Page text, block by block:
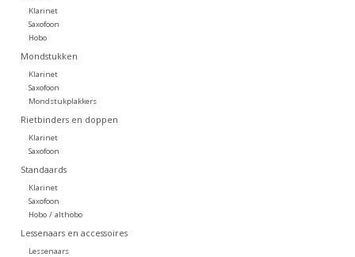
Klarinet
Saxofoon
Hobo
Mondstukken
Klarinet
Saxofoon
Mondstukplakkers
Rietbinders en doppen
Klarinet
Saxofoon
Standaards
Klarinet
Saxofoon
Hobo / althobo
Lessenaars en accessoires
Lessenaars